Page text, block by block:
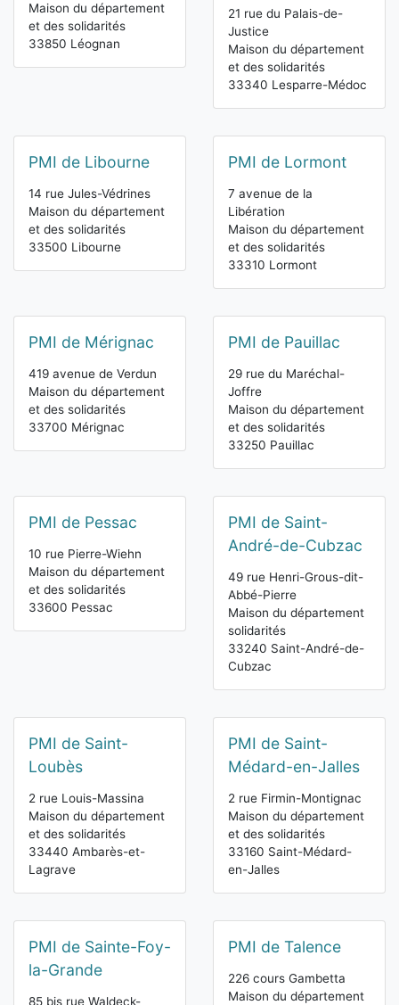
Maison du département
et des solidarités
33850 Léognan
21 rue du Palais-de-
Justice
Maison du département
et des solidarités
33340 Lesparre-Médoc
PMI de Libourne
14 rue Jules-Védrines
Maison du département
et des solidarités
33500 Libourne
PMI de Lormont
7 avenue de la
Libération
Maison du département
et des solidarités
33310 Lormont
PMI de Mérignac
419 avenue de Verdun
Maison du département
et des solidarités
33700 Mérignac
PMI de Pauillac
29 rue du Maréchal-
Joffre
Maison du département
et des solidarités
33250 Pauillac
PMI de Pessac
10 rue Pierre-Wiehn
Maison du département
et des solidarités
33600 Pessac
PMI de Saint-
André-de-Cubzac
49 rue Henri-Grous-dit-
Abbé-Pierre
Maison du département
solidarités
33240 Saint-André-de-
Cubzac
PMI de Saint-
Loubès
2 rue Louis-Massina
Maison du département
et des solidarités
33440 Ambarès-et-
Lagrave
PMI de Saint-
Médard-en-Jalles
2 rue Firmin-Montignac
Maison du département
et des solidarités
33160 Saint-Médard-
en-Jalles
PMI de Sainte-Foy-
la-Grande
85 bis rue Waldeck-
PMI de Talence
226 cours Gambetta
Maison du département